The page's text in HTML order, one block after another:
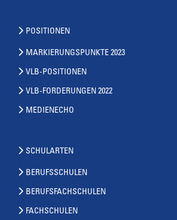
POSITIONEN
MARKIERUNGSPUNKTE 2023
VLB-POSITIONEN
VLB-FORDERUNGEN 2022
MEDIENECHO
SCHULARTEN
BERUFSSCHULEN
BERUFSFACHSCHULEN
FACHSCHULEN